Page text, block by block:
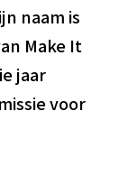
naam is
Make It
jaar
voor